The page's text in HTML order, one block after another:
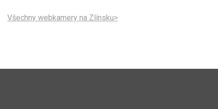
Všechny webkamery na Zlínsku>